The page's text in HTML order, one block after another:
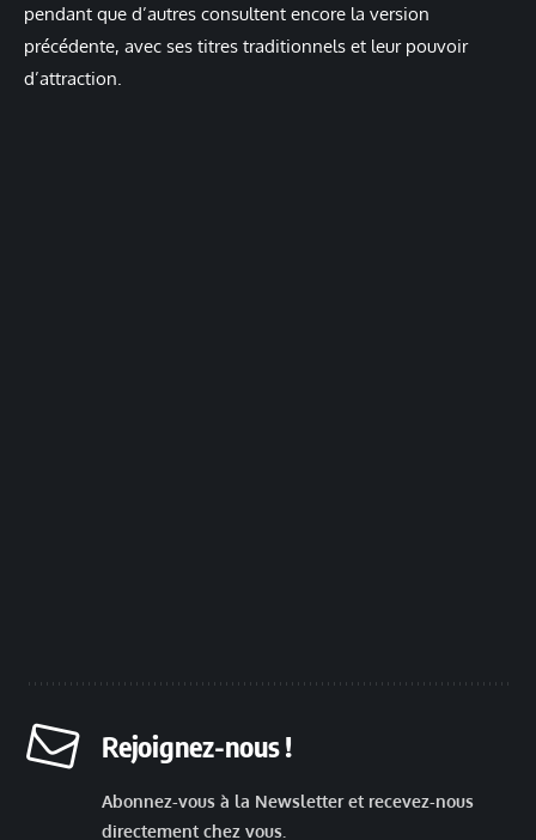
pendant que d’autres consultent encore la version
précédente, avec ses titres traditionnels et leur pouvoir
d’attraction.
Rejoignez-nous !
Abonnez-vous à la Newsletter et recevez-nous
directement chez vous.